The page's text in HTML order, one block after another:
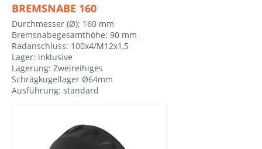
BREMSNABE 160
Durchmesser (Ø): 160 mm
Bremsnabegesamthöhe: 90 mm
Radanschluss: 100x4/M12x1,5
Lager: inklusive
Lagerung: Zweireihiges
Schrägkugellager Ø64mm
Ausführung: standard